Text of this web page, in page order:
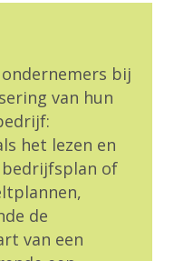
bij
van hun
het lezen en
bedrijfsplan of
de
van een